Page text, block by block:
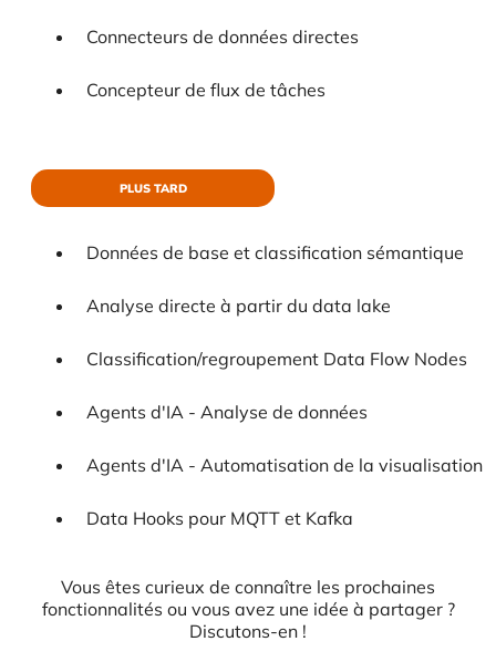
Connecteurs de données directes
Concepteur de flux de tâches
PLUS TARD
Données de base et classification sémantique
Analyse directe à partir du data lake
Classification/regroupement Data Flow Nodes
Agents d'IA - Analyse de données
Agents d'IA - Automatisation de la visualisation
Data Hooks pour MQTT et Kafka
Vous êtes curieux de connaître les prochaines
fonctionnalités ou vous avez une idée à partager ?
Discutons-en !